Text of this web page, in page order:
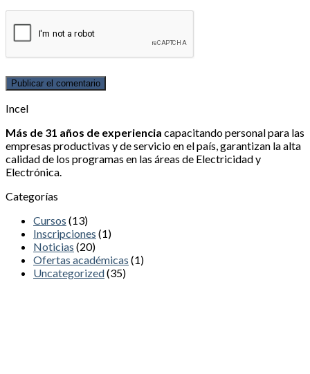
Incel
Más de 31 años de experiencia capacitando personal para las
empresas productivas y de servicio en el país, garantizan la alta
calidad de los programas en las áreas de Electricidad y
Electrónica.
Categorías
Cursos (13)
Inscripciones (1)
Noticias (20)
Ofertas académicas (1)
Uncategorized(35)